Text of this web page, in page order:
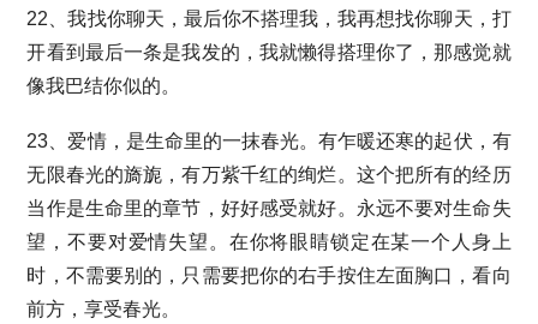
22、我找你聊天，最后你不搭理我，我再想找你聊天，打
开看到最后一条是我发的，我就懒得搭理你了，那感觉就
像我巴结你似的。
23、爱情，是生命里的一抹春光。有乍暖还寒的起伏，有
无限春光的旖旎，有万紫千红的绚烂。这个把所有的经历
当作是生命里的章节，好好感受就好。永远不要对生命失
望，不要对爱情失望。在你将眼睛锁定在某一个人身上
时，不需要别的，只需要把你的右手按住左面胸口，看向
前方，享受春光。